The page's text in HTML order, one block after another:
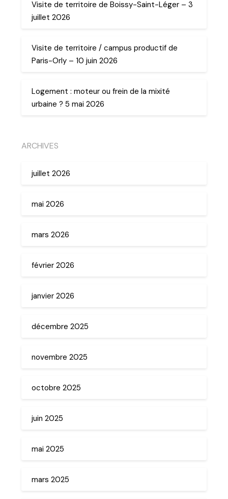
Visite de territoire de Boissy-Saint-Léger – 3
juillet 2026
Visite de territoire / campus productif de
Paris-Orly – 10 juin 2026
Logement : moteur ou frein de la mixité
urbaine ? 5 mai 2026
ARCHIVES
juillet 2026
mai 2026
mars 2026
février 2026
janvier 2026
décembre 2025
novembre 2025
octobre 2025
juin 2025
mai 2025
mars 2025